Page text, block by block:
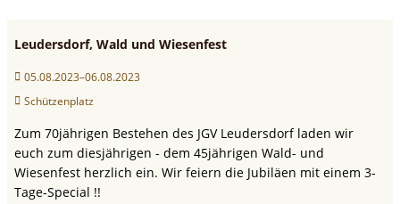
Leudersdorf, Wald und Wiesenfest
05.08.2023–06.08.2023
Schützenplatz
Zum 70jährigen Bestehen des JGV Leudersdorf laden wir
euch zum diesjährigen - dem 45jährigen Wald- und
Wiesenfest herzlich ein. Wir feiern die Jubiläen mit einem 3-
Tage-Special !!